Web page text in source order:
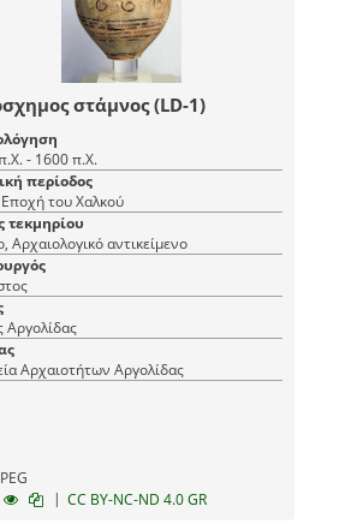
στάμνος (LD-1)
- 1600 π.Χ.
περίοδος
του Χαλκού
τεκμηρίου
Αρχαιολογικό αντικείμενο
Αργολίδας
Αρχαιοτήτων Αργολίδας
| CC BY-NC-ND 4.0 GR